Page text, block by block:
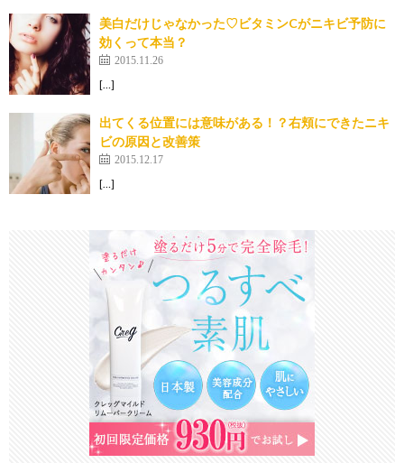
美白だけじゃなかった♡ビタミンCがニキビ予防に
効くって本当？
2015.11.26
[…]
出てくる位置には意味がある！？右頬にできたニキ
ビの原因と改善策
2015.12.17
[…]